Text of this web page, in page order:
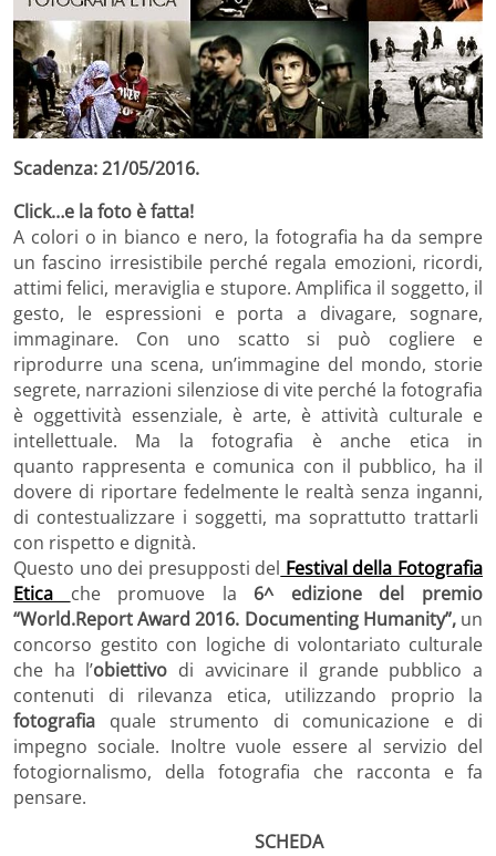
Scadenza: 21/05/2016.
Click…e la foto è fatta!
A colori o in bianco e nero, la fotografia ha da sempre
un fascino irresistibile perché regala emozioni, ricordi,
attimi felici, meraviglia e stupore. Amplifica il soggetto, il
gesto, le espressioni e porta a divagare, sognare,
immaginare. Con uno scatto si può cogliere e
riprodurre una scena, un’immagine del mondo, storie
segrete, narrazioni silenziose di vite perché la fotografia
è oggettività essenziale, è arte, è attività culturale e
intellettuale. Ma la fotografia è anche etica in
quanto rappresenta e comunica con il pubblico, ha il
dovere di riportare fedelmente le realtà senza inganni,
di contestualizzare i soggetti, ma soprattutto trattarli
con rispetto e dignità.
Questo uno dei presupposti del Festival della Fotografia
Etica che promuove la 6^ edizione del premio
“World.Report Award 2016. Documenting Humanity”, un
concorso gestito con logiche di volontariato culturale
che ha l’obiettivo di avvicinare il grande pubblico a
contenuti di rilevanza etica, utilizzando proprio la
fotografia quale strumento di comunicazione e di
impegno sociale. Inoltre vuole essere al servizio del
fotogiornalismo, della fotografia che racconta e fa
pensare.
SCHEDA